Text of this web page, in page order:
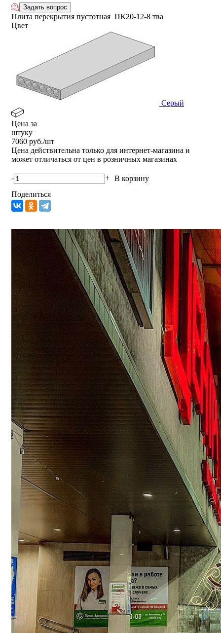
Задать вопрос
Плита перекрытия пустотная ПК20-12-8 тва
Цвет
Серый
Цена за
штуку
7060 руб./шт
Цена действительна только для интернет-магазина и
может отличаться от цен в розничных магазинах
- + В корзину
Поделиться